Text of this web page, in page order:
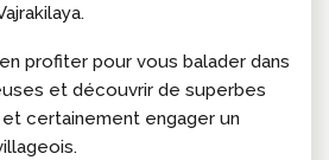
profiter pour vous balader dans
et découvrir de superbes
et certainement engager un